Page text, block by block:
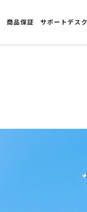
商品保証
サポートデスク